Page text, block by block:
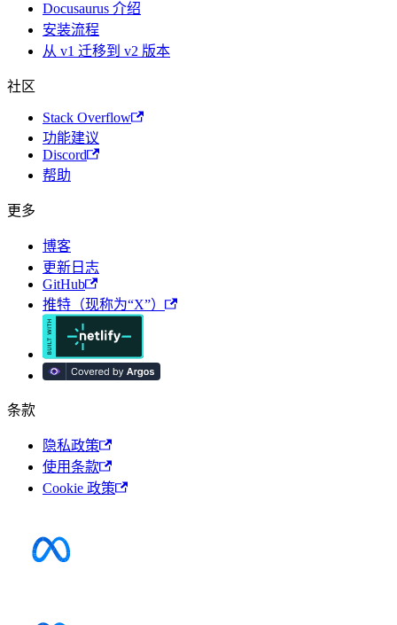
Docusaurus 介绍
安装流程
从 v1 迁移到 v2 版本
社区
Stack Overflow
功能建议
Discord
帮助
更多
博客
更新日志
GitHub
推特（现称为“X”）
条款
隐私政策
使用条款
Cookie 政策